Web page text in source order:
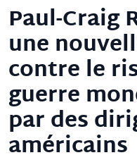
Paul-Craig
une
contre le
guerre
par des
américains